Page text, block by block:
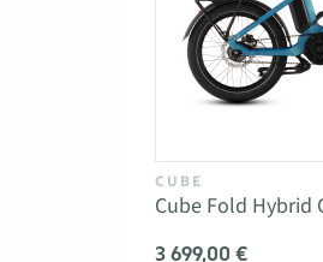
CUBE
Cube Fold Hybrid
3 699,00 €